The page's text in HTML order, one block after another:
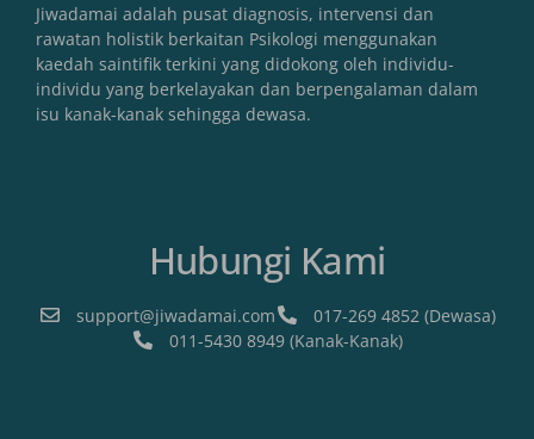
Jiwadamai adalah pusat diagnosis, intervensi dan
rawatan holistik berkaitan Psikologi menggunakan
kaedah saintifik terkini yang didokong oleh individu-
individu yang berkelayakan dan berpengalaman dalam
isu kanak-kanak sehingga dewasa.
Hubungi Kami
support@jiwadamai.com
017-269 4852 (Dewasa)
011-5430 8949 (Kanak-Kanak)